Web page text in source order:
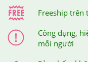
-Qua tháng thứ 3, cứ
tháng thì bắt đầu
Freeship trên
Công dụng,
mỗi người